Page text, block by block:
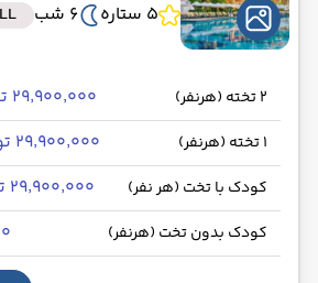
5 ستاره
6 شب
2 تخته (هرنفر) ۲۹٬۹۰۰٬۰۰۰ تومان + ۱٬۰۱۴ دلار
1 تخته (هرنفر) ۲۹٬۹۰۰٬۰۰۰ تومان + ۱٬۹۵۲ دلار
کودک با تخت (هر نفر) ۲۹٬۹۰۰٬۰۰۰ تومان + ۳۸۸ دلار
کودک بدون تخت (هرنفر)